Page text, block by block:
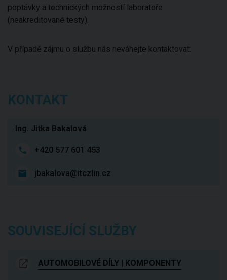
poptávky a technických možností laboratoře
(neakreditované testy).
V případě zájmu o službu nás neváhejte kontaktovat.
KONTAKT
Ing. Jitka Bakalová
+420 577 601 453
jbakalova@itczlin.cz
SOUVISEJÍCÍ SLUŽBY
AUTOMOBILOVÉ DÍLY | KOMPONENTY